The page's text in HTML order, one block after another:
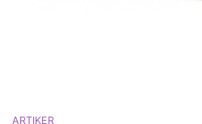
ARTIKER